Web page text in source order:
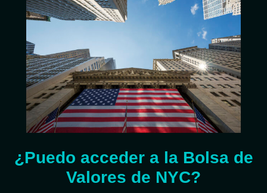
¿Puedo acceder a la Bolsa de
Valores de NYC?